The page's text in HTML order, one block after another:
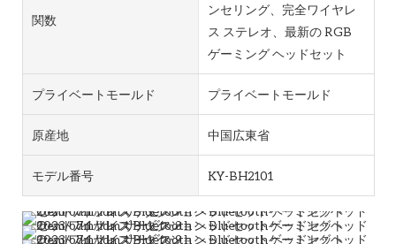
関数
ンセリング、完全ワイヤレ
ス ステレオ、最新の RGB
ゲーミング ヘッドセット
プライベートモールド プライベートモールド
原産地 中国広東省
モデル番号 KY-BH2101